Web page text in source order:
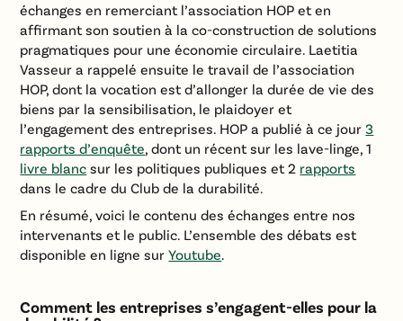
échanges en remerciant l’association HOP et en
affirmant son soutien à la co-construction de solutions
pragmatiques pour une économie circulaire. Laetitia
Vasseur a rappelé ensuite le travail de l’association
HOP, dont la vocation est d’allonger la durée de vie des
biens par la sensibilisation, le plaidoyer et
l’engagement des entreprises. HOP a publié à ce jour3
rapports d’enquête, dont un récent sur les lave-linge, 1
livre blanc sur les politiques publiques et 2 rapports
dans le cadre du Club de la durabilité.
En résumé, voici le contenu des échanges entre nos
intervenants et le public. L’ensemble des débats est
disponible en ligne surYoutube.
Comment les entreprises s’engagent-elles pour la